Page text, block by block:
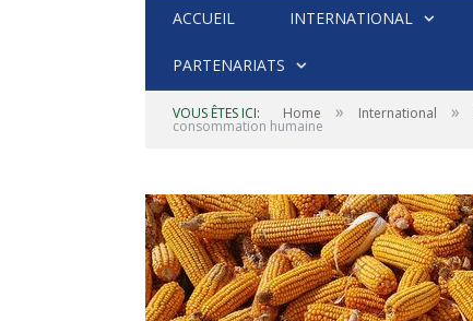
ACCUEIL INTERNATIONAL
PARTENARIATS
VOUS ÊTES ICI: Home » International »
consommation humaine